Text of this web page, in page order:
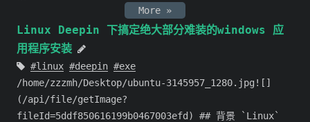
More »
Linux Deepin 下搞定绝大部分难装的windows 应
用程序安装
linux deepin
exe
/home/zzzmh/Desktop/ubuntu-3145957_1280.jpg![]
(/api/file/getImage?
fileId=5ddf850616199b0467003efd) ## 背景 `Linux`